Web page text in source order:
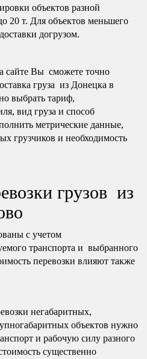
объектов разной
20 т. Для объектов меньшего
догрузом.
сайте Вы сможете точно
груза из Донецка в
выбрать тариф,
вид груза и способ
метрические данные,
грузчиков и необходимость
грузов из
с учетом
транспорта и выбранного
перевозки влияют также
негабаритных,
объектов нужно
и рабочую силу разного
существенно